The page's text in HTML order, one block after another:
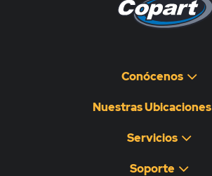
Conócenos
Nuestras Ubicaciones
Servicios
Soporte